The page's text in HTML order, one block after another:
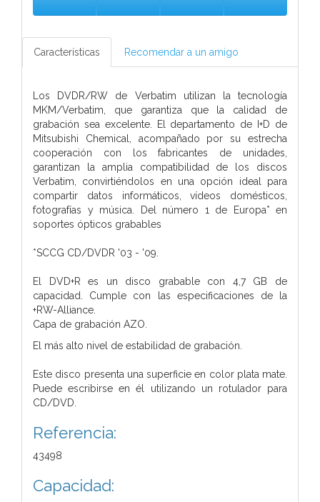
Características Recomendar a un amigo
Los DVDR/RW de Verbatim utilizan la tecnología
MKM/Verbatim, que garantiza que la calidad de
grabación sea excelente. El departamento de I+D de
Mitsubishi Chemical, acompañado por su estrecha
cooperación con los fabricantes de unidades,
garantizan la amplia compatibilidad de los discos
Verbatim, convirtiéndolos en una opción ideal para
compartir datos informáticos, vídeos domésticos,
fotografías y música. Del número 1 de Europa* en
soportes ópticos grabables
*SCCG CD/DVDR '03 - '09.
El DVD+R es un disco grabable con 4,7 GB de
capacidad. Cumple con las especificaciones de la
+RW-Alliance.
Capa de grabación AZO.
El más alto nivel de estabilidad de grabación.
Este disco presenta una superficie en color plata mate.
Puede escribirse en él utilizando un rotulador para
CD/DVD.
Referencia:
43498
Capacidad: